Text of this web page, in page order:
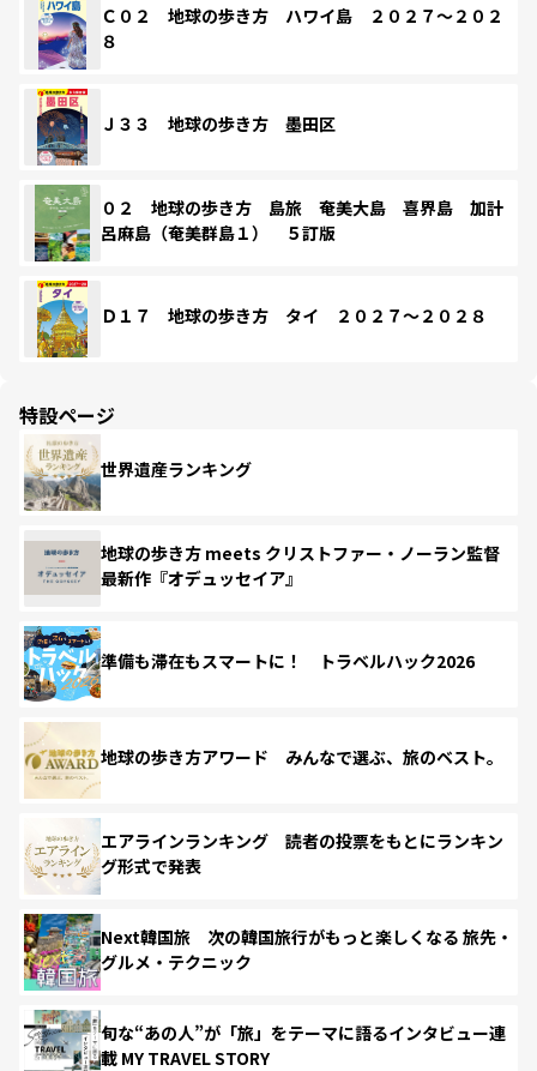
Ｃ０２ 地球の歩き方 ハワイ島 ２０２７～２０２
８
Ｊ３３ 地球の歩き方 墨田区
０２ 地球の歩き方 島旅 奄美大島 喜界島 加計
呂麻島（奄美群島１） ５訂版
Ｄ１７ 地球の歩き方 タイ ２０２７～２０２８
特設ページ
世界遺産ランキング
地球の歩き方 meets クリストファー・ノーラン監督
最新作『オデュッセイア』
準備も滞在もスマートに！ トラベルハック2026
地球の歩き方アワード みんなで選ぶ、旅のベスト。
エアラインランキング 読者の投票をもとにランキン
グ形式で発表
Next韓国旅 次の韓国旅行がもっと楽しくなる 旅先・
グルメ・テクニック
旬な“あの人”が「旅」をテーマに語るインタビュー連
載 MY TRAVEL STORY